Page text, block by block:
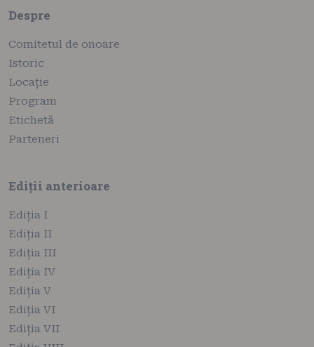
Despre
Comitetul de onoare
Istoric
Locație
Program
Etichetă
Parteneri
Ediții anterioare
Ediția I
Ediția II
Ediția III
Ediția IV
Ediția V
Ediția VI
Ediția VII